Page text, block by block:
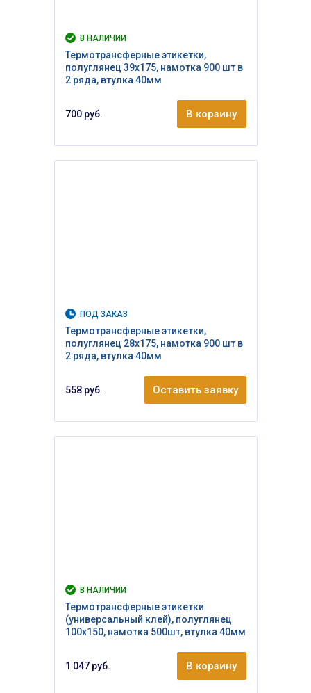
В НАЛИЧИИ
Термотрансферные этикетки,
полуглянец 39х175, намотка 900 шт в
2 ряда, втулка 40мм
700 руб. В корзину
ПОД ЗАКАЗ
Термотрансферные этикетки,
полуглянец 28х175, намотка 900 шт в
2 ряда, втулка 40мм
558 руб. Оставить заявку
В НАЛИЧИИ
Термотрансферные этикетки
(универсальный клей), полуглянец
100х150, намотка 500шт, втулка 40мм
1 047 руб. В корзину